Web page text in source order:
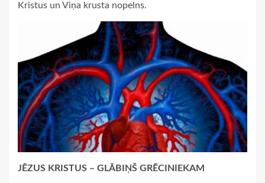
Kristus un Viņa krusta nopelns.
JĒZUS KRISTUS – GLĀBIŅŠ GRĒCINIEKAM